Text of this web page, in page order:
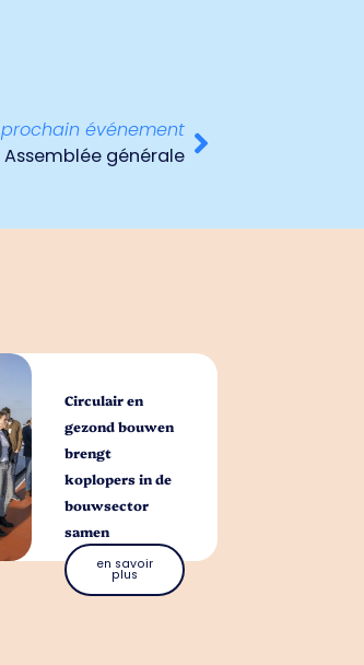
prochain événement
Assemblée générale
Circulair en
gezond bouwen
brengt
koplopers in de
bouwsector
samen
en savoir
plus